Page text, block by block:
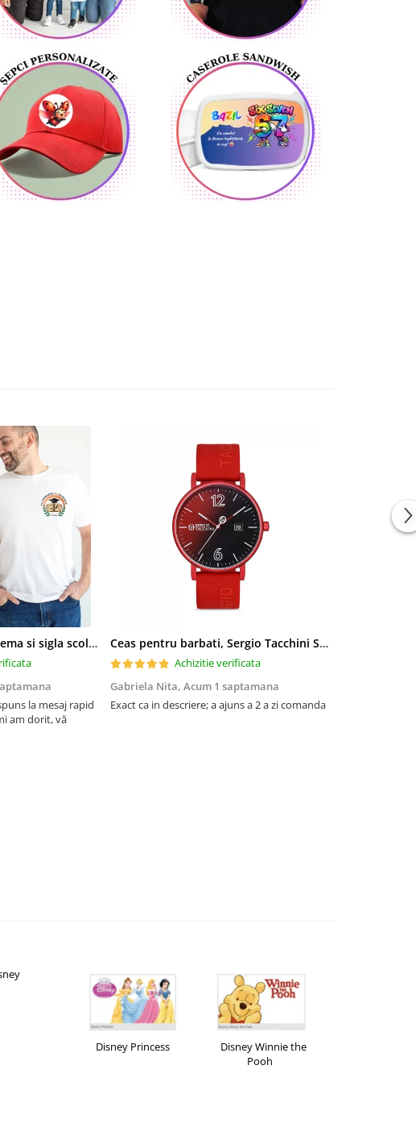
Tricou scoala cu emblema si sigla scolii pentru elevi ABS10913
la mesaj rapid
am dorit, vă
Ceas pentru barbati, Sergio Tacchini Streamline, ST.1.10116.1
Achizitie verificata
Gabriela Nita, Acum 1 saptamana
Exact ca in descriere; a ajuns a 2 a zi comanda
Disney Princess
Disney Winnie the
Pooh